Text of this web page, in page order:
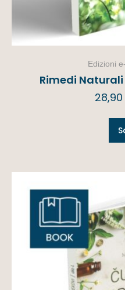
Edizioni
Rimedi
28,90